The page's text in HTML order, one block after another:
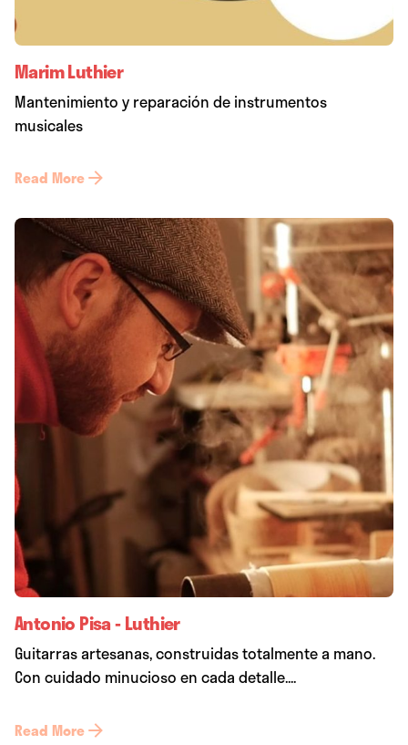
Marim Luthier
Mantenimiento y reparación de instrumentos
musicales
Read More
Antonio Pisa - Luthier
Guitarras artesanas, construidas totalmente a mano.
Con cuidado minucioso en cada detalle....
Read More